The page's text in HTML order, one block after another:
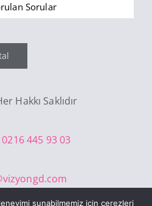
Sorular
Hakkı Saklıdır
0216 445 93 03
sunabilmemiz için çerezleri